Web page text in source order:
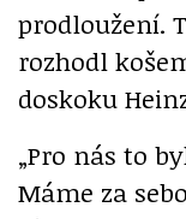
prodloužení.
rozhodl
doskoku
„Pro nás to
Máme za